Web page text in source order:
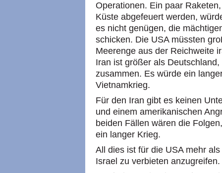
Operationen. Ein paar
Küste abgefeuert werden,
es nicht genügen, die
schicken. Die USA müssten
Meerenge aus der Reichweite
Iran ist größer als
zusammen. Es würde ein
Vietnamkrieg.
Für den Iran gibt es keinen
und einem amerikanischen
beiden Fällen wären die
ein langer Krieg.
All dies ist für die USA mehr
Israel zu verbieten anzugreifen.